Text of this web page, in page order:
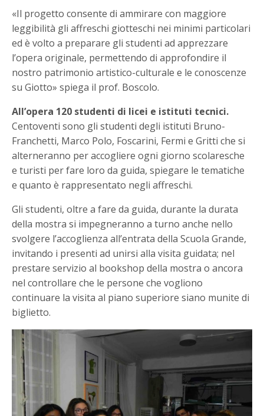
«Il progetto consente di ammirare con maggiore
leggibilità gli affreschi giotteschi nei minimi particolari
ed è volto a preparare gli studenti ad apprezzare
l’opera originale, permettendo di approfondire il
nostro patrimonio artistico-culturale e le conoscenze
su Giotto» spiega il prof. Boscolo.
All’opera 120 studenti di licei e istituti tecnici.
Centoventi sono gli studenti degli istituti Bruno-
Franchetti, Marco Polo, Foscarini, Fermi e Gritti che si
alterneranno per accogliere ogni giorno scolaresche
e turisti per fare loro da guida, spiegare le tematiche
e quanto è rappresentato negli affreschi.
Gli studenti, oltre a fare da guida, durante la durata
della mostra si impegneranno a turno anche nello
svolgere l’accoglienza all’entrata della Scuola Grande,
invitando i presenti ad unirsi alla visita guidata; nel
prestare servizio al bookshop della mostra o ancora
nel controllare che le persone che vogliono
continuare la visita al piano superiore siano munite di
biglietto.